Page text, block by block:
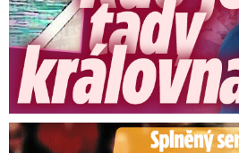
Splněný sen Ondřeje Brzobohatého: